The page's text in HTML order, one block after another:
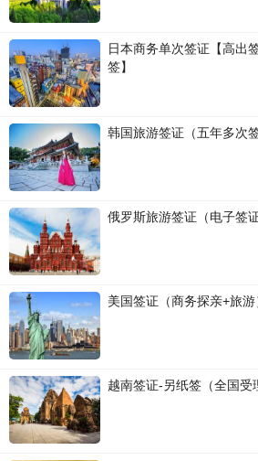
日本商务单次签证【高出
签】
韩国旅游签证（五年多次签
俄罗斯旅游签证（电子签证
美国签证（商务探亲+旅游
越南签证-另纸签（全国受